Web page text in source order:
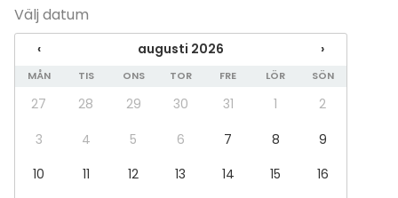
Konferens
Julbord / Julfest
Företagsevent
Företagsfest
Team building / Kick Off
Lokal
Restaurang
Välj datum
‹ augusti 2026 ›
MÅN TIS ONS TOR FRE LÖR SÖN
27 28 29 30 31 1
2
3
4 5 6 7 8
9
10
11 12 13 14 15
16